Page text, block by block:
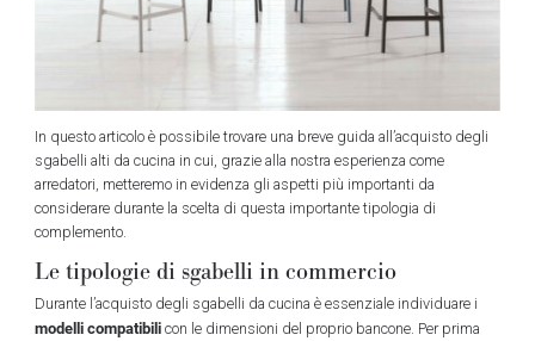
In questo articolo è possibile trovare una breve guida all’acquisto degli
sgabelli alti da cucina in cui, grazie alla nostra esperienza come
arredatori, metteremo in evidenza gli aspetti più importanti da
considerare durante la scelta di questa importante tipologia di
complemento.
Le tipologie di sgabelli in commercio
Durante l’acquisto degli sgabelli da cucina è essenziale individuare i
modelli compatibilicon le dimensioni del proprio bancone. Per prima